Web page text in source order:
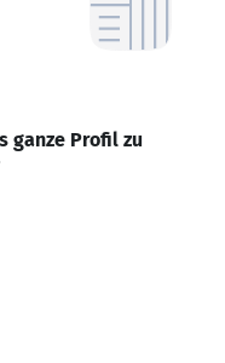
ganze Profil zu